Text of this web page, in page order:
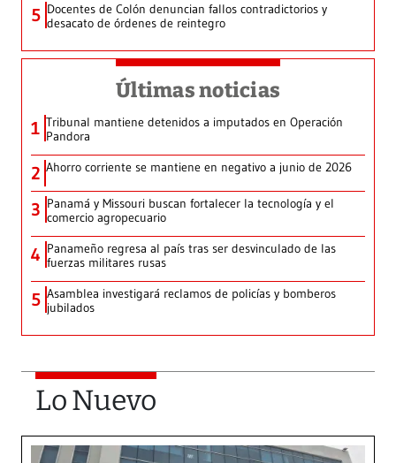
5 Docentes de Colón denuncian fallos contradictorios y
desacato de órdenes de reintegro
Últimas noticias
1 Tribunal mantiene detenidos a imputados en Operación
Pandora
2 Ahorro corriente se mantiene en negativo a junio de 2026
3 Panamá y Missouri buscan fortalecer la tecnología y el
comercio agropecuario
4 Panameño regresa al país tras ser desvinculado de las
fuerzas militares rusas
5 Asamblea investigará reclamos de policías y bomberos
jubilados
Lo Nuevo